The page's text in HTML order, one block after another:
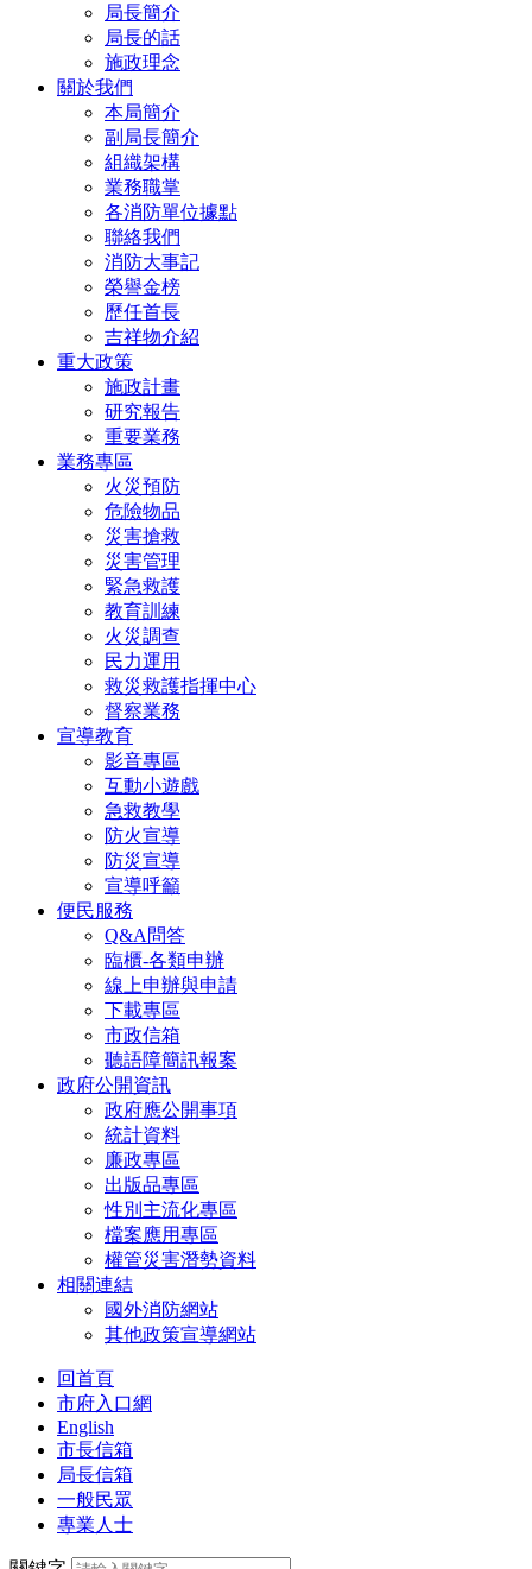
局長簡介
局長的話
施政理念
關於我們
本局簡介
副局長簡介
組織架構
業務職掌
各消防單位據點
聯絡我們
消防大事記
榮譽金榜
歷任首長
吉祥物介紹
重大政策
施政計畫
研究報告
重要業務
業務專區
火災預防
危險物品
災害搶救
災害管理
緊急救護
教育訓練
火災調查
民力運用
救災救護指揮中心
督察業務
宣導教育
影音專區
互動小遊戲
急救教學
防火宣導
防災宣導
宣導呼籲
便民服務
Q&A問答
臨櫃-各類申辦
線上申辦與申請
下載專區
市政信箱
聽語障簡訊報案
政府公開資訊
政府應公開事項
統計資料
廉政專區
出版品專區
性別主流化專區
檔案應用專區
權管災害潛勢資料
相關連結
國外消防網站
其他政策宣導網站
回首頁
市府入口網
English
市長信箱
局長信箱
一般民眾
專業人士